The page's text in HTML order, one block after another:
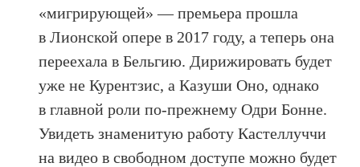
«мигрирующей» — премьера прошла
в Лионской опере в 2017 году, а теперь она
переехала в Бельгию. Дирижировать будет
уже не Курентзис, а Казуши Оно, однако
в главной роли по-прежнему Одри Бонне.
Увидеть знаменитую работу Кастеллуччи
на видео в свободном доступе можно будет